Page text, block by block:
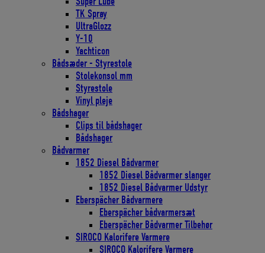
TK Spray
UltraGlozz
Y-10
Yachticon
Bådsæder - Styrestole
Stolekonsol mm
Styrestole
Vinyl pleje
Bådshager
Clips til bådshager
Bådshager
Bådvarmer
1852 Diesel Bådvarmer
1852 Diesel Bådvarmer slanger
1852 Diesel Bådvarmer Udstyr
Eberspächer Bådvarmere
Eberspächer bådvarmersæt
Eberspächer Bådvarmer Tilbehør
SIROCO Kalorifere Varmere
SIROCO Kalorifere Varmere